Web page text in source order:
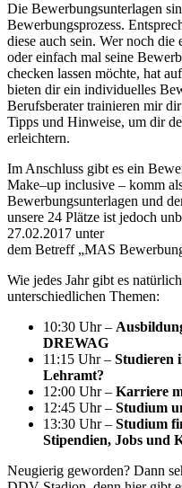
Die Bewerbungsunterlagen
Bewerbungsprozess.
diese auch sein. Wer noch die
oder einfach mal seine
checken lassen möchte, hat
bieten dir ein individuelles
Berufsberater trainieren mir
Tipps und Hinweise, um dir
erleichtern.
Im Anschluss gibt es ein
Make–up inclusive – komm
Bewerbungsunterlagen und
unsere 24 Plätze ist jedoch
27.02.2017 unter
dem Betreff „MAS
Wie jedes Jahr gibt es
unterschiedlichen Themen:
10:30 Uhr –
DREWAG
11:15 Uhr – Studieren
Lehramt?
12:00 Uhr – Karriere
12:45 Uhr – Studium
13:30 Uhr – Studium
Stipendien, Jobs und
Neugierig geworden? Dann